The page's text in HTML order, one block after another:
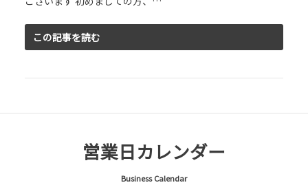
この記事を読む
営業日カレンダー
Business Calendar